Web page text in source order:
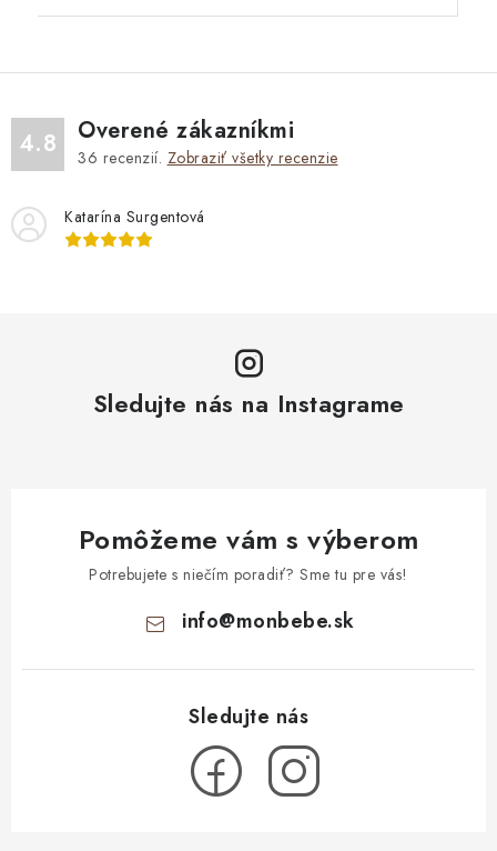
4.8 Overené zákazníkmi
36 recenzií. Zobraziť všetky recenzie
Katarína Surgentová
Sledujte nás na Instagrame
Pomôžeme vám s výberom
Potrebujete s niečím poradiť? Sme tu pre vás!
info@monbebe.sk